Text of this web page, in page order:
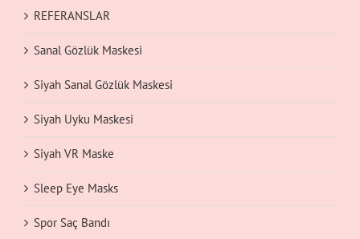
REFERANSLAR
Sanal Gözlük Maskesi
Siyah Sanal Gözlük Maskesi
Siyah Uyku Maskesi
Siyah VR Maske
Sleep Eye Masks
Spor Saç Bandı